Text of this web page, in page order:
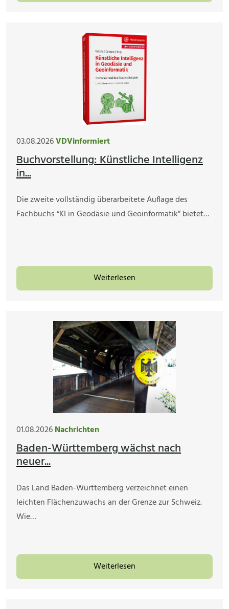
03.08.2026VDVinformiert
Buchvorstellung: Künstliche Intelligenz
in...
Die zweite vollständig überarbeitete Auflage des
Fachbuchs “KI in Geodäsie und Geoinformatik” bietet…
Weiterlesen
01.08.2026Nachrichten
Baden-Württemberg wächst nach
neuer...
Das Land Baden-Württemberg verzeichnet einen
leichten Flächenzuwachs an der Grenze zur Schweiz.
Wie…
Weiterlesen